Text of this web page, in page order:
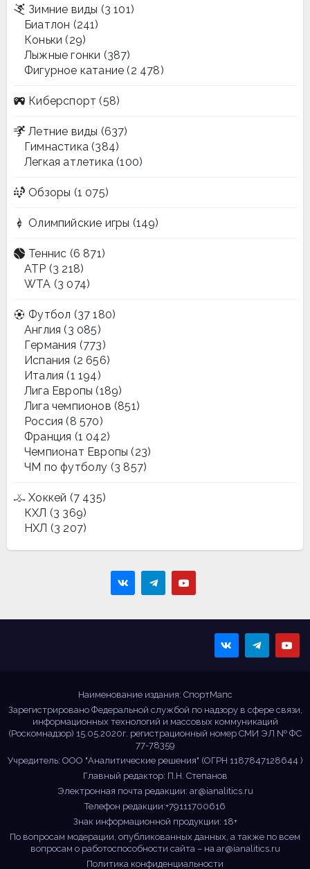
Зимние виды (3 101)
Биатлон (241)
Коньки (29)
Лыжные гонки (387)
Фигурное катание (2 478)
Киберспорт (58)
Летние виды (637)
Гимнастика (384)
Легкая атлетика (100)
Обзоры (1 075)
Олимпийские игры (149)
Теннис (6 871)
ATP (3 218)
WTA (3 074)
Футбол (37 180)
Англия (3 085)
Германия (773)
Испания (2 656)
Италия (1 194)
Лига Европы (189)
Лига чемпионов (851)
Россия (8 570)
Франция (1 042)
Чемпионат Европы (23)
ЧМ по футболу (3 857)
Хоккей (7 435)
КХЛ (3 369)
НХЛ (3 207)
Наименование издания: СпортМапс
Зарегистрировано Федеральной службой по надзору в сфере связи,
информационных технологий и массовых коммуникаций
(Роскомнадзор) 15.05.2020г. регистрационный номер СМИ ЭЛ № ФС
77-78359
Учредитель: ООО "Аналитические решения" (ОГРН 1187847128644 )
Главный редактор: П.Н. Степанов
Электронная почта редакции: ar@ianalitics.ru
Телефон редакции:+79111700616
Знак информационной продукции: 18+
По вопросам модерации, опубликованных данных, а также по всем
вопросам о работоспособности сайта – на ar@ianalitics.ru
Политика конфиденциальности